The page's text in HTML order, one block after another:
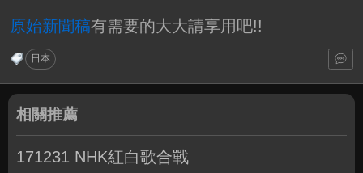
原始新聞稿有需要的大大請享用吧!!
日本
相關推薦
171231 NHK紅白歌合戰